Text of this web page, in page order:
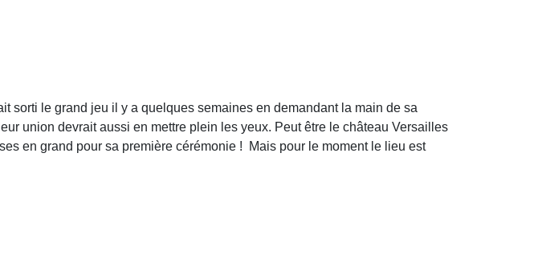
sorti le grand jeu il y a quelques semaines en demandant la main de sa
union devrait aussi en mettre plein les yeux. Peut être le château Versailles
en grand pour sa première cérémonie ! Mais pour le moment le lieu est